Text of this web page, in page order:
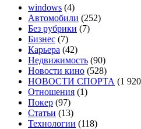
windows (4)
Автомобили (252)
Без рубрики (7)
Бизнес (7)
Карьера (42)
Недвижимость (90)
Новости кино (528)
НОВОСТИ СПОРТА (1
Отношения (1)
Покер (97)
Статьи (13)
Технологии (118)